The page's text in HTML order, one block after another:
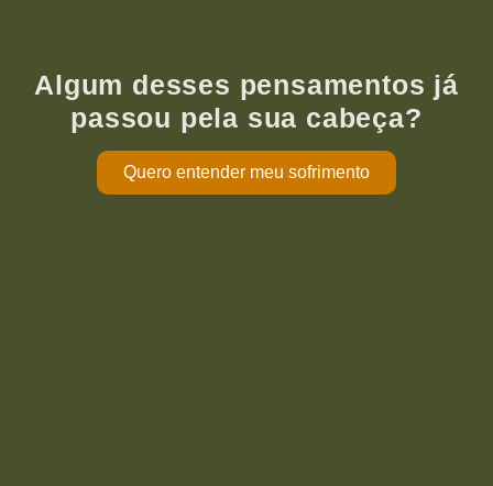
Algum desses pensamentos já
passou pela sua cabeça?
Quero entender meu sofrimento